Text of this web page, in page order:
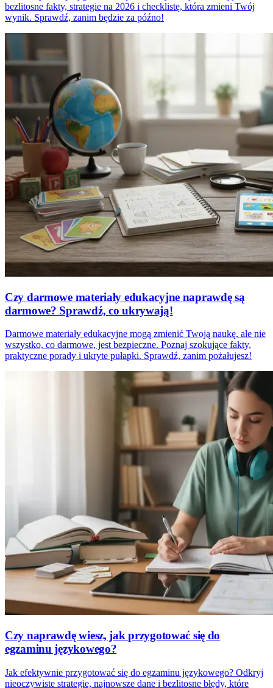
bezlitosne fakty, strategie na 2026 i checklistę, która zmieni Twój
wynik. Sprawdź, zanim będzie za późno!
Czy darmowe materiały edukacyjne naprawdę są
darmowe? Sprawdź, co ukrywają!
Darmowe materiały edukacyjne mogą zmienić Twoją naukę, ale nie
wszystko, co darmowe, jest bezpieczne. Poznaj szokujące fakty,
praktyczne porady i ukryte pułapki. Sprawdź, zanim pożałujesz!
Czy naprawdę wiesz, jak przygotować się do
egzaminu językowego?
Jak efektywnie przygotować się do egzaminu językowego? Odkryj
nieoczywiste strategie, najnowsze dane i bezlitosne błędy, które